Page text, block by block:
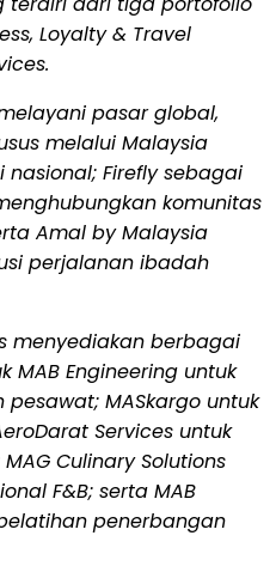
Loyalty & Travel
pasar global,
melalui Malaysia
Firefly sebagai
komunitas
Amal by Malaysia
perjalanan ibadah
menyediakan berbagai
MAB Engineering untuk
MASkargo untuk
Services untuk
Culinary Solutions
F&B; serta MAB
penerbangan